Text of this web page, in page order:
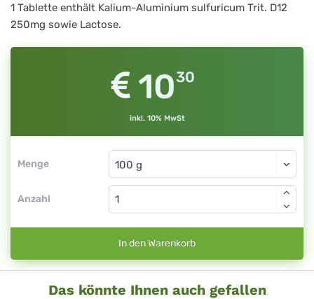
1 Tablette enthält Kalium-Aluminium sulfuricum Trit. D12
250mg sowie Lactose.
1030
inkl. 10% MwSt
Menge
Anzahl
In den Warenkorb
Das könnte Ihnen auch gefallen